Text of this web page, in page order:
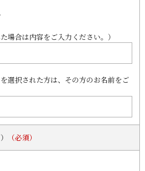
場合は内容をご入力ください。）
を選択された方は、その方のお名前をご
（必須）